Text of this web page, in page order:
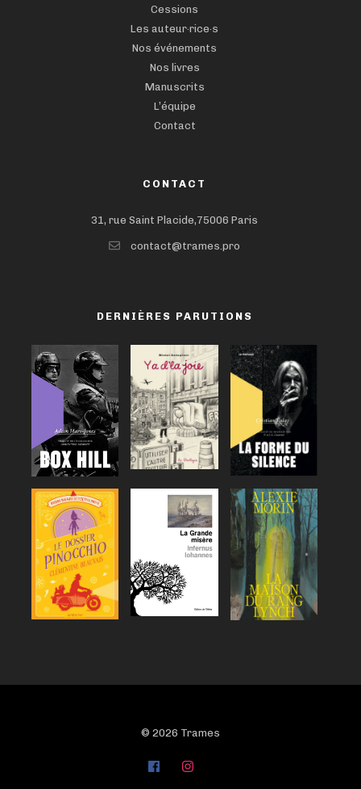
Cessions
Les auteur·rice·s
Nos événements
Nos livres
Manuscrits
L’équipe
Contact
CONTACT
31, rue Saint Placide,75006 Paris
contact@trames.pro
DERNIÈRES PARUTIONS
© 2026 Trames